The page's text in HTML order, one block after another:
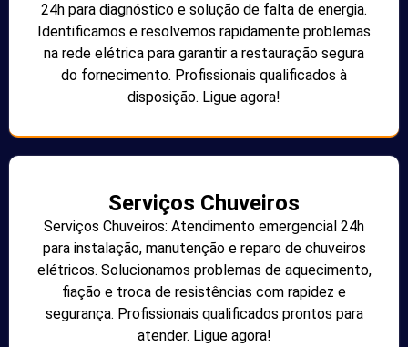
24h para diagnóstico e solução de falta de energia.
Identificamos e resolvemos rapidamente problemas
na rede elétrica para garantir a restauração segura
do fornecimento. Profissionais qualificados à
disposição. Ligue agora!
Serviços Chuveiros
Serviços Chuveiros: Atendimento emergencial 24h
para instalação, manutenção e reparo de chuveiros
elétricos. Solucionamos problemas de aquecimento,
fiação e troca de resistências com rapidez e
segurança. Profissionais qualificados prontos para
atender. Ligue agora!